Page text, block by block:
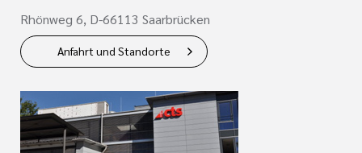
Rhönweg 6, D-66113 Saarbrücken
Anfahrt und Standorte